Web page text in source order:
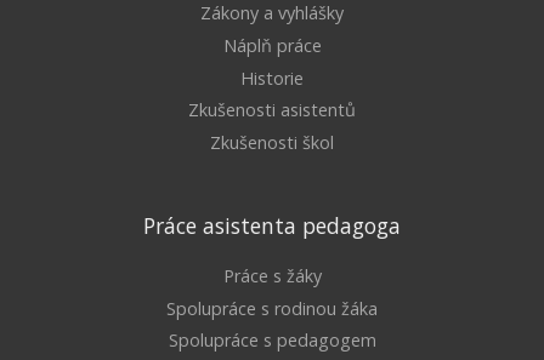
Zákony a vyhlášky
Náplň práce
Historie
Zkušenosti asistentů
Zkušenosti škol
Práce asistenta pedagoga
Práce s žáky
Spolupráce s rodinou žáka
Spolupráce s pedagogem